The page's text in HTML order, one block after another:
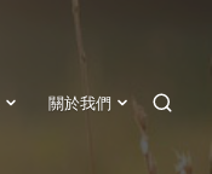
關於我們